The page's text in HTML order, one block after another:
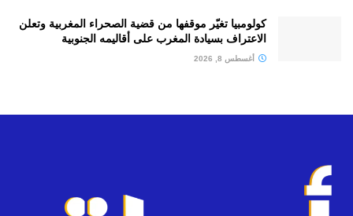
كولومبيا تغيّر موقفها من قضية الصحراء المغربية وتعلن
الاعتراف بسيادة المغرب على أقاليمه الجنوبية
أغسطس 8, 2026